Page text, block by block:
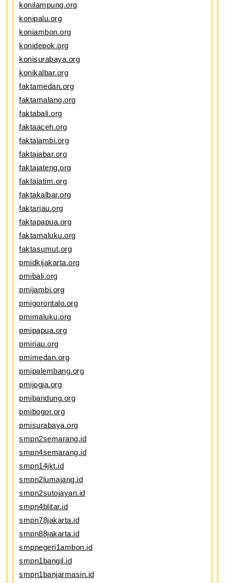
konilampung.org
konipalu.org
koniambon.org
konidepok.org
konisurabaya.org
konikalbar.org
faktamedan.org
faktamalang.org
faktabali.org
faktaaceh.org
faktajambi.org
faktajabar.org
faktajateng.org
faktajatim.org
faktakalbar.org
faktariau.org
faktapapua.org
faktamaluku.org
faktasumut.org
pmidkijakarta.org
pmibali.org
pmijambi.org
pmigorontalo.org
pmimaluku.org
pmipapua.org
pmiriau.org
pmimedan.org
pmipalembang.org
pmijogja.org
pmibandung.org
pmibogor.org
pmisurabaya.org
smpn2semarang.id
smpn4semarang.id
smpn14jkt.id
smpn2lumajang.id
smpn2sutojayan.id
smpn4blitar.id
smpn78jakarta.id
smpn88jakarta.id
smpnegeri1ambon.id
smpn1bangil.id
smpn1banjarmasin.id